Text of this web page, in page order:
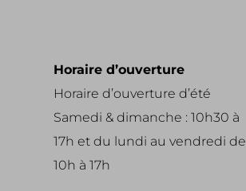
Horaire d’ouverture
Horaire d’ouverture d’été
Samedi & dimanche : 10h30 à
17h et du lundi au vendredi de
10h à 17h